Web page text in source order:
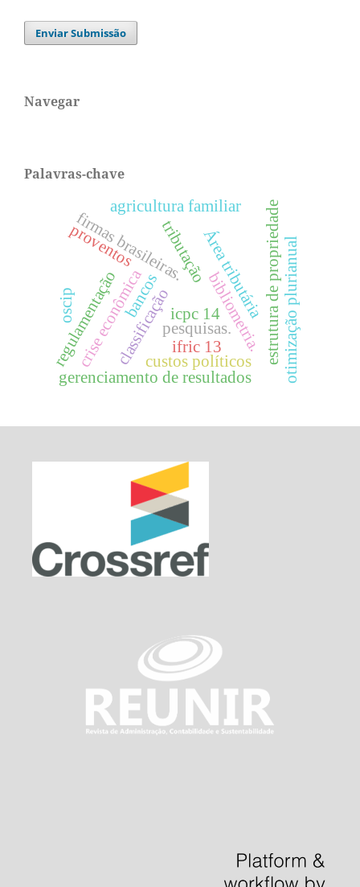
Enviar Submissão
Navegar
Palavras-chave
classificação
Área tributária
tributação
gerenciamento de resultados
estrutura de propriedade
firmas brasileiras.
agricultura familiar
bibliometria.
bancos
crise econômica
regulamentação pesquisas.
oscip
custos políticos
ifric 13 otimização plurianual
icpc 14
proventos